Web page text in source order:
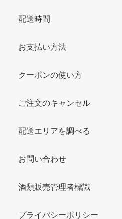
配送時間
お支払い方法
クーポンの使い方
ご注文のキャンセル
配送エリアを調べる
お問い合わせ
酒類販売管理者標識
プライバシーポリシー